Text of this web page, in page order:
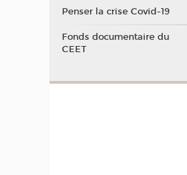
Penser la crise Covid-19
Fonds documentaire du
CEET